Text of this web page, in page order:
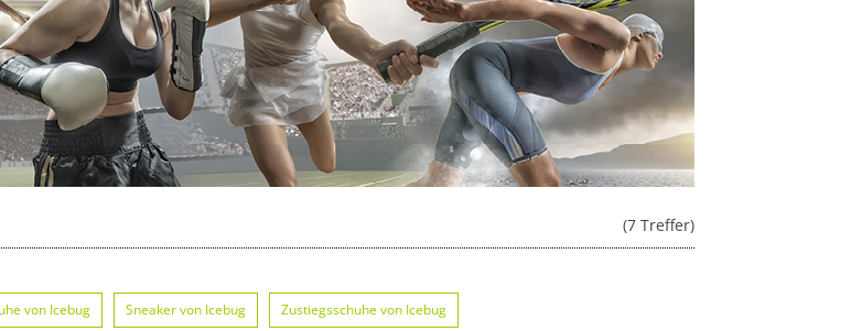
(7 Treffer)
von Icebug Sneaker von Icebug Zustiegsschuhe von Icebug